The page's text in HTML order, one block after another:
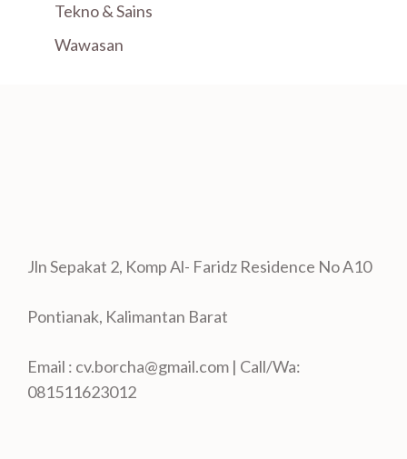
Tekno & Sains
Wawasan
Jln Sepakat 2, Komp Al- Faridz Residence No A10
Pontianak, Kalimantan Barat
Email : cv.borcha@gmail.com | Call/Wa:
081511623012